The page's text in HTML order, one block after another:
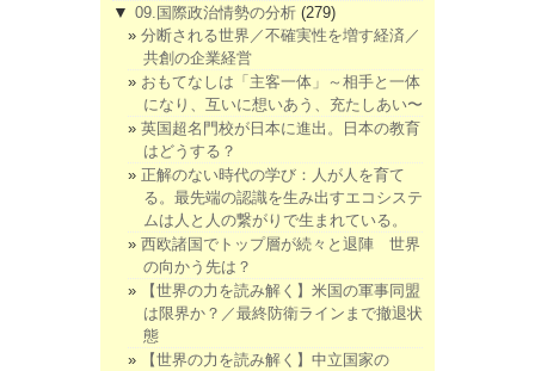
▼ 09.国際政治情勢の分析 (279)
分断される世界／不確実性を増す経済／
共創の企業経営
おもてなしは「主客一体」～相手と一体
になり、互いに想いあう、充たしあい〜
英国超名門校が日本に進出。日本の教育
はどうする？
正解のない時代の学び：人が人を育て
る。最先端の認識を生み出すエコシステ
ムは人と人の繋がりで生まれている。
西欧諸国でトップ層が続々と退陣 世界
の向かう先は？
【世界の力を読み解く】米国の軍事同盟
は限界か？／最終防衛ラインまで撤退状
態
【世界の力を読み解く】中立国家の